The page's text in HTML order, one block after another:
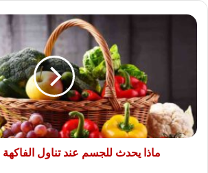
ماذا
على
الريق؟
ماذا يحدث للجسم عند تناول